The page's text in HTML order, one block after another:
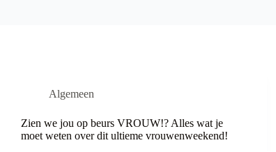
Algemeen
Zien we jou op beurs VROUW!? Alles wat je
moet weten over dit ultieme vrouwenweekend!